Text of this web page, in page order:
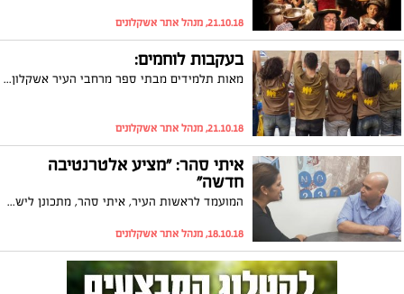
21.10.18, מנהל אתר אשקלונים
בעקבות לוחמים:
מאות תלמידים מבתי ספר מרחבי העיר אשקלון, השתתפו השבוע בפעילות "בעקבות לוחמים" שמטרתה לעודד את בני-הנוער לגיוס קרבי ומשמעותי בצה"ל. מסקר שנערך השנה בקרב המשתתפים עולה כי 70% העידו שהשתתפותם הגבירה את הרצון להתגייס למערך לוחם
21.10.18, מנהל אתר אשקלונים
איתי סהר: "מציע אלטרנטיבה
חדשה"
המועמד לראשות העיר, איתי סהר, מתכונן לישרות האחרונה: מה הוא חושב על הסקרים ועל הסיכויים שלו לנצח, איך הוא מנתח את המערכה ומה יש לו להגיד לציבור הבוחרים ברגעי ההכרעה. ראיון
18.10.18, מנהל אתר אשקלונים